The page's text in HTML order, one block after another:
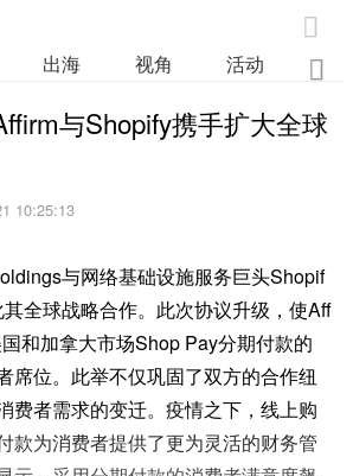

出海 视角 活动 业

与Shopify携手扩大全球
10:25:13
与网络基础设施服务巨头Shopif
全球战略合作。此次协议升级，使Aff
和加拿大市场Shop Pay分期付款的
席位。此举不仅巩固了双方的合作纽
费者需求的变迁。疫情之下，线上购
款为消费者提供了更为灵活的财务管